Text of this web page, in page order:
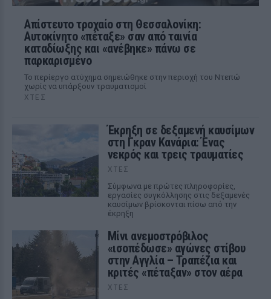
Απίστευτο τροχαίο στη Θεσσαλονίκη:
Αυτοκίνητο «πέταξε» σαν από ταινία
καταδίωξης και «ανέβηκε» πάνω σε
παρκαρισμένο
Το περίεργο ατύχημα σημειώθηκε στην περιοχή του Ντεπώ
χωρίς να υπάρξουν τραυματισμοί
ΧΤΕΣ
Έκρηξη σε δεξαμενή καυσίμων
στη Γκραν Κανάρια: Ένας
νεκρός και τρεις τραυματίες
ΧΤΕΣ
Σύμφωνα με πρώτες πληροφορίες,
εργασίες συγκόλλησης στις δεξαμενές
καυσίμων βρίσκονται πίσω από την
έκρηξη
Μίνι ανεμοστρόβιλος
«ισοπέδωσε» αγώνες στίβου
στην Αγγλία – Τραπέζια και
κριτές «πέταξαν» στον αέρα
ΧΤΕΣ